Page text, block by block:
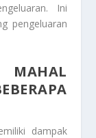
Ini
pengeluaran
dampak